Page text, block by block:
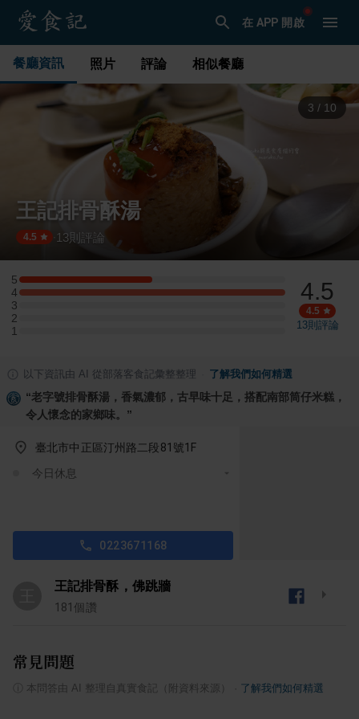
在 APP 開啟
餐廳資訊 照片 評論 相似餐廳
3 / 10
王記排骨酥湯
4.5 13則評論
5
5 星：1 則評論
4
4 星：2 則評論
3
3 星：0 則評論
2
2 星：0 則評論
1
1 星：0 則評論
4.5
4.5
13則評論
以下資訊由 AI 從部落客食記彙整整理 了解我們如何精選
“老字號排骨酥湯，香氣濃郁，古早味十足，搭配南部筒仔米糕，
令人懷念的家鄉味。 ”
臺北市中正區汀州路二段81號1F
今日休息
0223671168
王記排骨酥，佛跳牆
181 個讚
常見問題
本問答由 AI 整理自真實食記（附資料來源） 了解我們如何精選